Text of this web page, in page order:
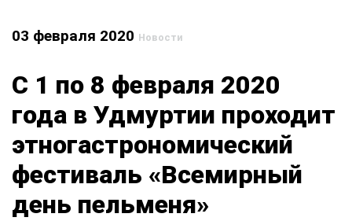
03 февраля 2020 Новости
С 1 по 8 февраля 2020
года в Удмуртии проходит
этногастрономический
фестиваль «Всемирный
день пельменя»